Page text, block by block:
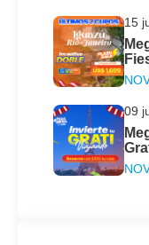
15
09